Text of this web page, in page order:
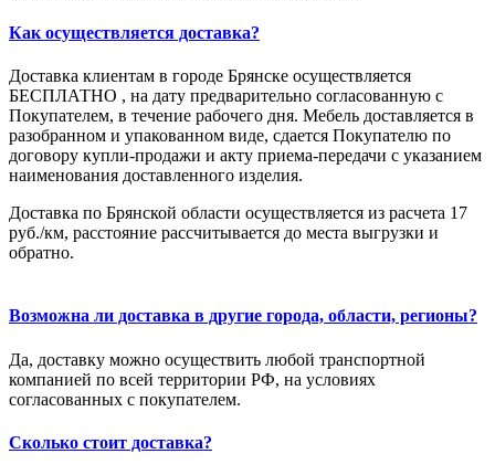
Как осуществляется доставка?
Доставка клиентам в городе Брянске осуществляется
БЕСПЛАТНО , на дату предварительно согласованную с
Покупателем, в течение рабочего дня. Мебель доставляется в
разобранном и упакованном виде, сдается Покупателю по
договору купли-продажи и акту приема-передачи с указанием
наименования доставленного изделия.
Доставка по Брянской области осуществляется из расчета 17
руб./км, расстояние рассчитывается до места выгрузки и
обратно.
Возможна ли доставка в другие города, области, регионы?
Да, доставку можно осуществить любой транспортной
компанией по всей территории РФ, на условиях
согласованных с покупателем.
Сколько стоит доставка?